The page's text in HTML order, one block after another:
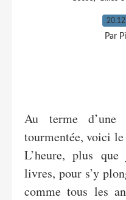
Par
Au terme d’une
tourmentée, voici le
L’heure, plus
livres, pour s’y
comme tous les